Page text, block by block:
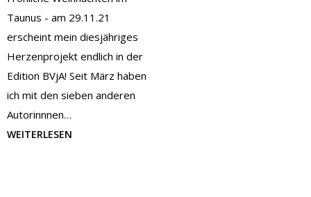
Taunus - am 29.11.21
erscheint mein diesjähriges
Herzenprojekt endlich in der
Edition BVjA! Seit März haben
ich mit den sieben anderen
Autorinnnen…
WEITERLESEN